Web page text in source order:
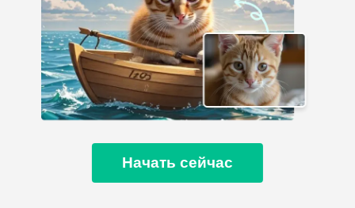
Начать сейчас